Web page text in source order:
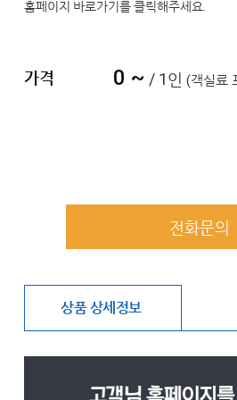
홈페이지 바로가기를 클릭해주세요.
가격 0 ~ / 1인(객실료
전화문의
상품 상세정보